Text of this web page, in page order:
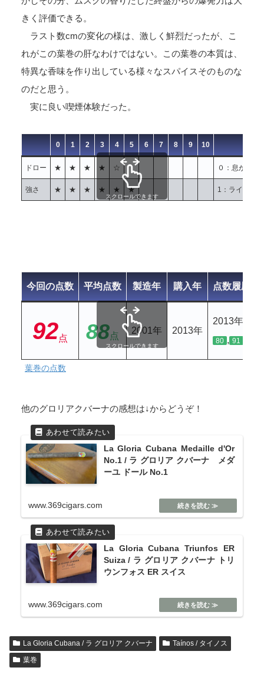
きく評価できる。
ラスト数cmの変化の様は、激しく鮮烈だったが、こ
れがこの葉巻の肝なわけではない。この葉巻の本質は、
特異な香味を作り出している様々なスパイスそのものな
のだと思う。
実に良い喫煙体験だった。
0 1 2 3 4 5 6 7 8 9 10
ドロー ★ ★ ★ ★ ☆ ０：息が通
強さ ★ ★ ★ ★ ★ ★ 1：ライト
スクロールできます
今回の点数 平均点数 製造年 購入年 点数履歴
92点 88点
2001年 2013年
2013年
80 , 91
スクロールできます
葉巻の点数
他のグロリアクバーナの感想は↓からどうぞ！
La Gloria Cubana Medaille d'Or
No.1 / ラ グロリア クバーナ メダ
ーユ ドール No.1
www.369cigars.com
La Gloria Cubana Triunfos ER
Suiza / ラ グロリア クバーナ トリ
ウンフォス ER スイス
www.369cigars.com
La Gloria Cubana / ラ グロリア クバーナ
Taínos / タイノス
葉巻